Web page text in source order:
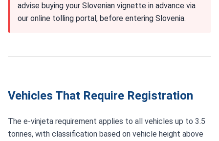
advise buying your Slovenian vignette in advance via
our online tolling portal, before entering Slovenia.
Vehicles That Require Registration
The e-vinjeta requirement applies to all vehicles up to 3.5
tonnes, with classification based on vehicle height above